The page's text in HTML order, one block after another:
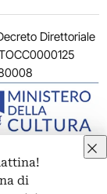
Direttoriale
II, 287 –
di